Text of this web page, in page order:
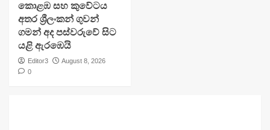
​කොළඹ සහ කුවේටය
අතර ශ්‍රීලංකන් ගුවන්
ගමන් අද පස්වරුවේ සිට
යළි ඇරඹෙයි
Editor3
August 8, 2026
0